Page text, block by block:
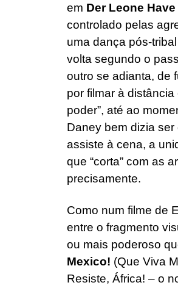
em Der Leone
controlado pelas
uma dança pós-
volta segundo o
outro se adianta, de
por filmar à distância
poder”, até ao
Daney bem dizia
assiste à cena, a
que “corta” com as
precisamente.
Como num filme de
entre o fragmento
ou mais poderoso
Mexico! (Que Viva
Resiste, África! – o